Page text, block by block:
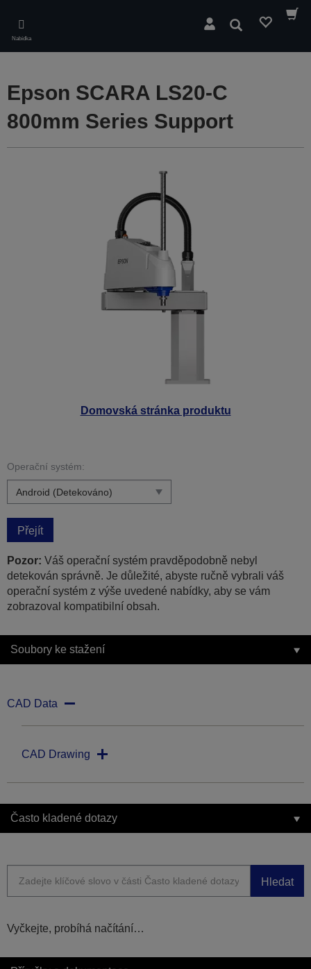
main
content
Nabídka
Hledat
Domovská stránka produktu
Epson SCARA LS20-C
800mm Series Support
Operační systém:
Přejít
Pozor: Váš operační systém pravděpodobně nebyl
detekován správně. Je důležité, abyste ručně vybrali váš
operační systém z výše uvedené nabídky, aby se vám
zobrazoval kompatibilní obsah.
Soubory ke stažení
CAD Data
CAD Drawing
Často kladené dotazy
Hledat
Vyčkejte, probíhá načítání…